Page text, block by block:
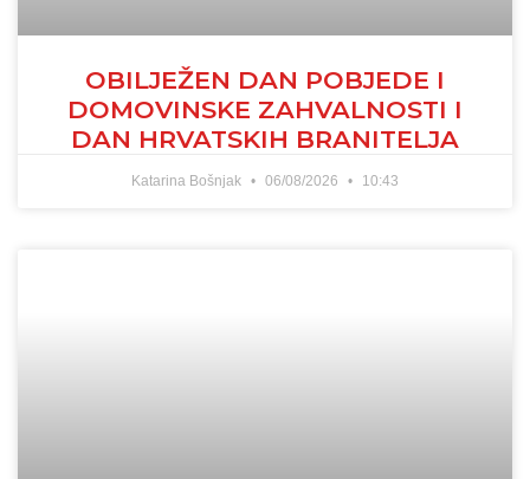
OBILJEŽEN DAN POBJEDE I
DOMOVINSKE ZAHVALNOSTI I
DAN HRVATSKIH BRANITELJA
Katarina Bošnjak 06/08/2026 10:43